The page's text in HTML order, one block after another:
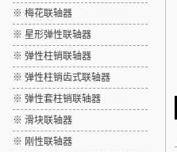
※ 梅花联轴器
※ 星形弹性联轴器
※ 弹性柱销联轴器
※ 弹性柱销齿式联轴器
※ 弹性套柱销联轴器
※ 滑块联轴器
※ 刚性联轴器